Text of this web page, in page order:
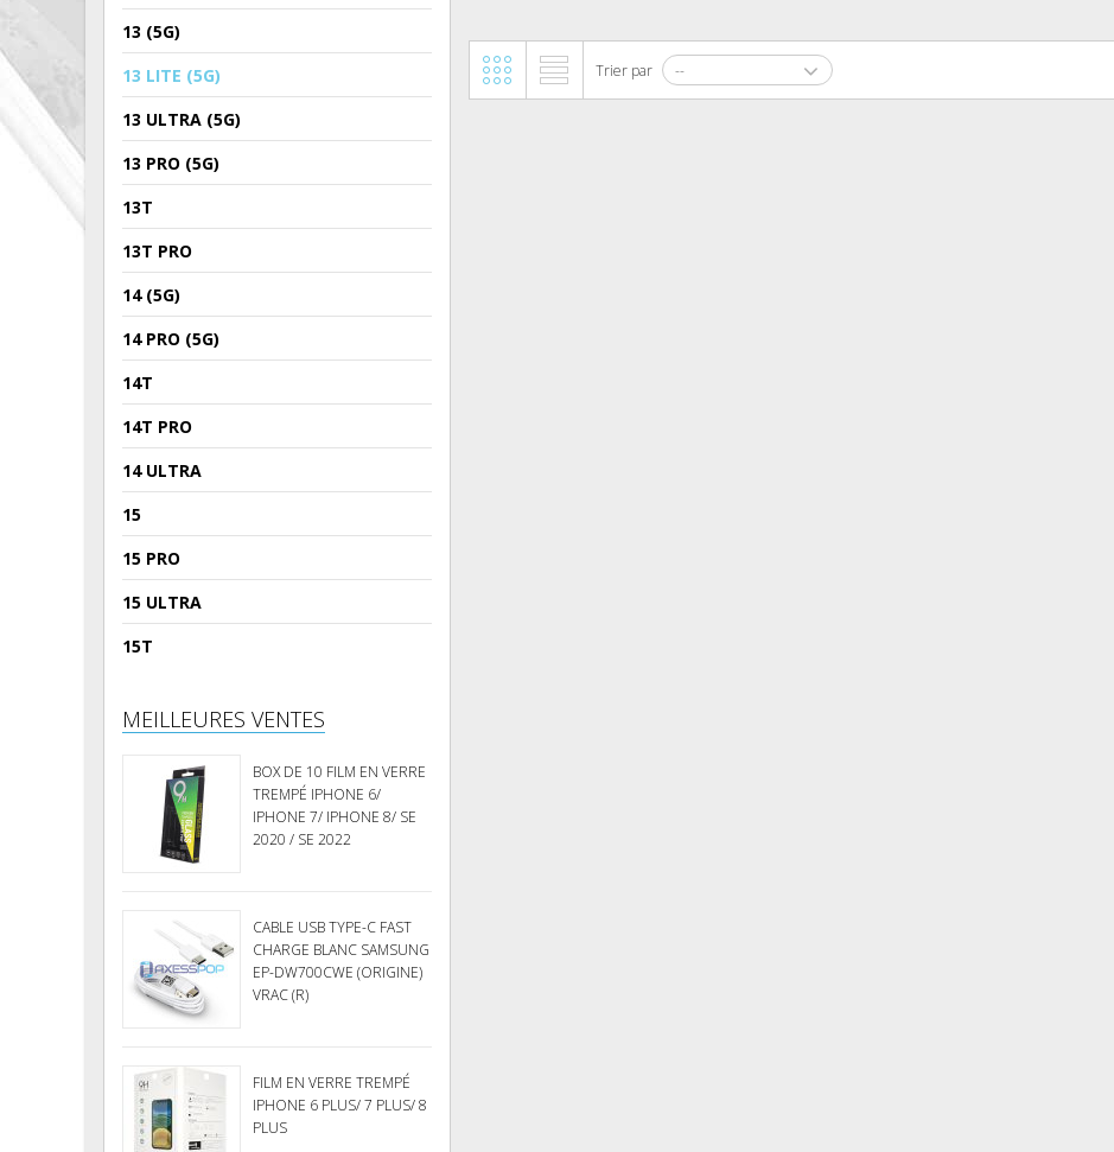
13 (5G)
13 LITE (5G)
13 ULTRA (5G)
13 PRO (5G)
13T
13T PRO
14 (5G)
14 PRO (5G)
14T
14T PRO
14 ULTRA
15
15 PRO
15 ULTRA
15T
MEILLEURES VENTES
BOX DE 10 FILM EN VERRE
TREMPÉ IPHONE 6/
IPHONE 7/ IPHONE 8/ SE
2020 / SE 2022
CABLE USB TYPE-C FAST
CHARGE BLANC SAMSUNG
EP-DW700CWE (ORIGINE)
VRAC (R)
FILM EN VERRE TREMPÉ
IPHONE 6 PLUS/ 7 PLUS/ 8
PLUS
Trier par --